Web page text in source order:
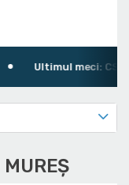
Ultimul meci: CS